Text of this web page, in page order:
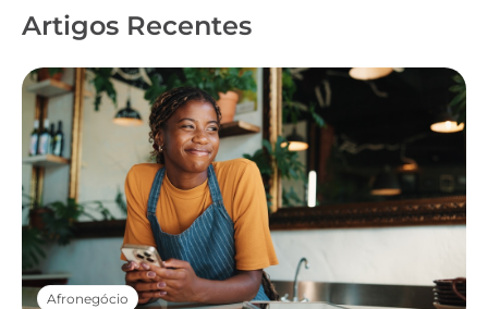
Artigos Recentes
Afronegócio